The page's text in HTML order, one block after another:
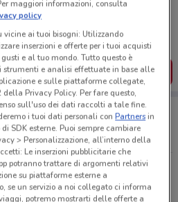
sempre con te!
offerte dei negozi vicino a te,
la tua lista del risparmio, comodamente
SCARICA L’APP
maggiori informazioni, consulta
policy
ai tuoi bisogni: Utilizzando
inserzioni e offerte per i tuoi acquisti
e al tuo mondo. Tutto questo è
strumenti e analisi effettuate in base alle
e sulle piattaforme collegate,
Privacy Policy. Per fare questo,
sull'uso dei dati raccolti a tale fine.
i tuoi dati personali conPartnersin
SDK esterne. Puoi sempre cambiare
> Personalizzazione, all’interno della
Le inserzioni pubblicitarie che
potranno trattare di argomenti relativi
su piattaforme esterne a
se un servizio a noi collegato ci informa
potremo mostrarti delle offerte a